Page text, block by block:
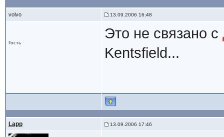
volvo 13.09.2006 16:48
Гость
Это не связано с
Kentsfield...
Lapp 13.09.2006 17:46